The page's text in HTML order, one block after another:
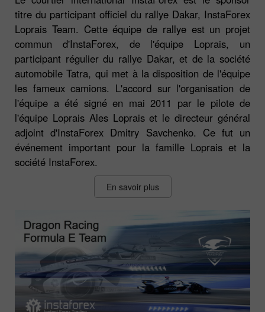
titre du participant officiel du rallye Dakar, InstaForex
Loprais Team. Cette équipe de rallye est un projet
commun d'InstaForex, de l'équipe Loprais, un
participant régulier du rallye Dakar, et de la société
automobile Tatra, qui met à la disposition de l'équipe
les fameux camions. L'accord sur l'organisation de
l'équipe a été signé en mai 2011 par le pilote de
l'équipe Loprais Ales Loprais et le directeur général
adjoint d'InstaForex Dmitry Savchenko. Ce fut un
événement important pour la famille Loprais et la
société InstaForex.
En savoir plus